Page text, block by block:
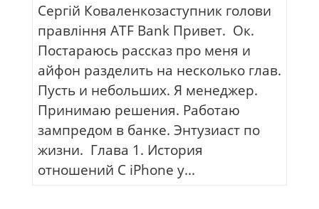
Сергій Коваленкозаступник голови
правління ATF Bank Привет. Ок.
Постараюсь рассказ про меня и
айфон разделить на несколько глав.
Пусть и небольших. Я менеджер.
Принимаю решения. Работаю
зампредом в банке. Энтузиаст по
жизни. Глава 1. История
отношений С iPhone у...